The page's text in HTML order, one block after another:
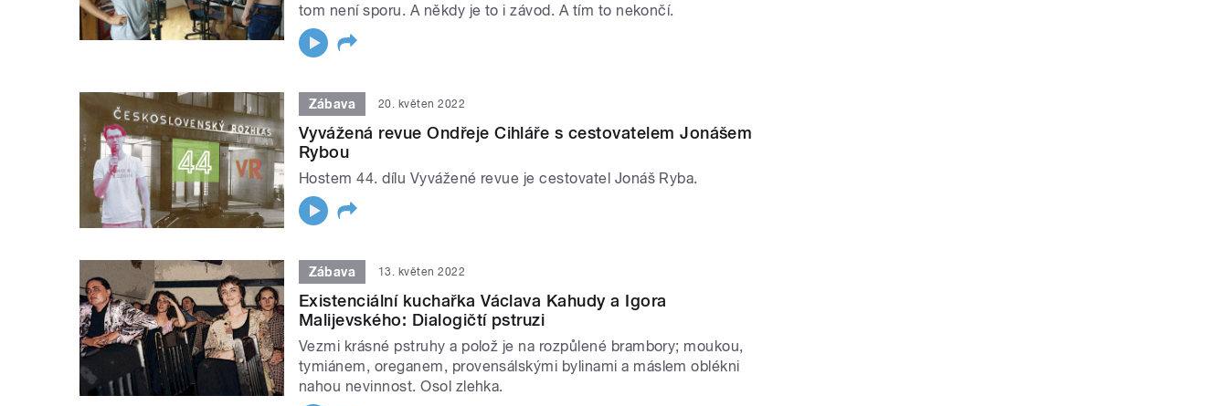
tom není sporu. A někdy je to i závod. A tím to nekončí.
Zábava 20. květen 2022
Vyvážená revue Ondřeje Cihláře s cestovatelem Jonášem
Rybou
Hostem 44. dílu Vyvážené revue je cestovatel Jonáš Ryba.
Zábava 13. květen 2022
Existenciální kuchařka Václava Kahudy a Igora
Malijevského: Dialogičtí pstruzi
Vezmi krásné pstruhy a polož je na rozpůlené brambory; moukou,
tymiánem, oreganem, provensálskými bylinami a máslem oblékni
nahou nevinnost. Osol zlehka.